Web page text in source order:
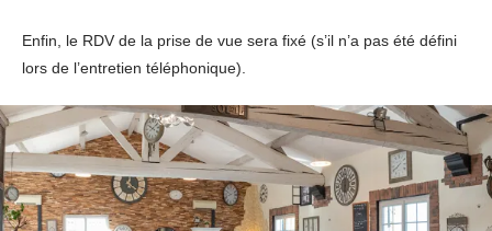
Enfin, le RDV de la prise de vue sera fixé (s’il n’a pas été défini
lors de l’entretien téléphonique).